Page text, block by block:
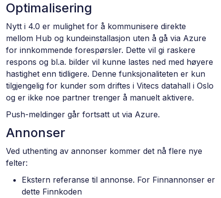
Optimalisering
Nytt i 4.0 er mulighet for å kommunisere direkte
mellom Hub og kundeinstallasjon uten å gå via Azure
for innkommende forespørsler. Dette vil gi raskere
respons og bl.a. bilder vil kunne lastes ned med høyere
hastighet enn tidligere. Denne funksjonaliteten er kun
tilgjengelig for kunder som driftes i Vitecs datahall i Oslo
og er ikke noe partner trenger å manuelt aktivere.
Push-meldinger går fortsatt ut via Azure.
Annonser
Ved uthenting av annonser kommer det nå flere nye
felter:
Ekstern referanse til annonse. For Finnannonser er
dette Finnkoden